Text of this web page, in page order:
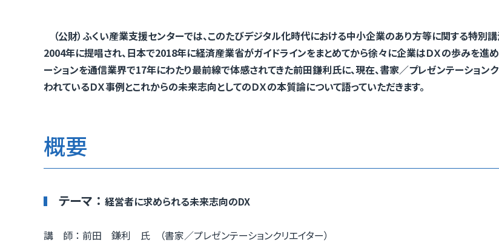
（公財）ふくい産業支援センターでは、このたびデジタル化時代における中小企業のあり方等に関する特別講
2004年に提唱され、日本で2018年に経済産業省がガイドラインをまとめてから徐々に企業はＤＸの歩みを進め
ーションを通信業界で17年にわたり最前線で体感されてきた前田鎌利氏に、現在、書家／プレゼンテーション
われているＤＸ事例とこれからの未来志向としてのＤＸの本質論について語っていただきます。
概要
テーマ ： 経営者に求められる未来志向のDX
講 師 ： 前田 鎌利 氏 （書家／プレゼンテーションクリエイター）